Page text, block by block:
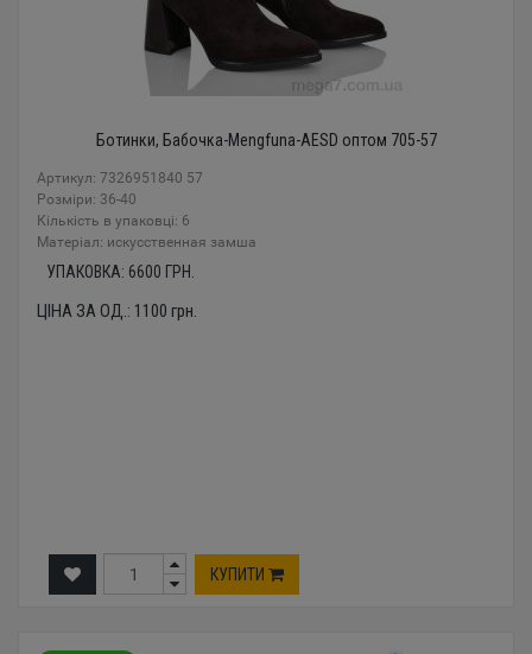
Ботинки, Бабочка-Mengfuna-AESD оптом 705-57
Артикул: 7326951840 57
Розміри: 36-40
Кількість в упаковці: 6
Mатеріал: искусственная замша
УПАКОВКА: 6600 ГРН.
ЦІНА ЗА ОД.: 1100 грн.
КУПИТИ